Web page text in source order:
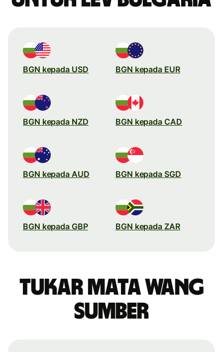
BGN kepada USD BGN kepada EUR
BGN kepada NZD BGN kepada CAD
BGN kepada AUD BGN kepada SGD
BGN kepada GBP BGN kepada ZAR
Tukar mata wang
sumber